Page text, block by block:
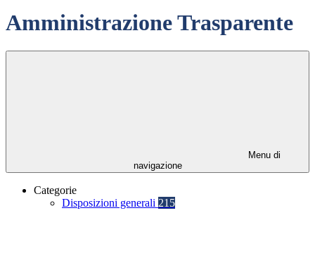
Amministrazione Trasparente
Menu di
navigazione
Categorie
Disposizioni generali 215